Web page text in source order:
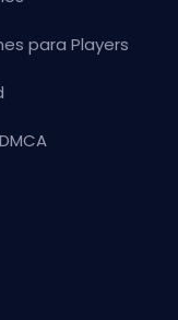
para Players